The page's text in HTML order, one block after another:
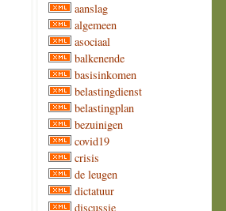
aanslag
algemeen
asociaal
balkenende
basisinkomen
belastingdienst
belastingplan
bezuinigen
covid19
crisis
de leugen
dictatuur
discussie